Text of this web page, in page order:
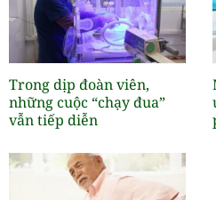
Trong dịp đoàn viên,
những cuộc “chạy đua”
vẫn tiếp diễn